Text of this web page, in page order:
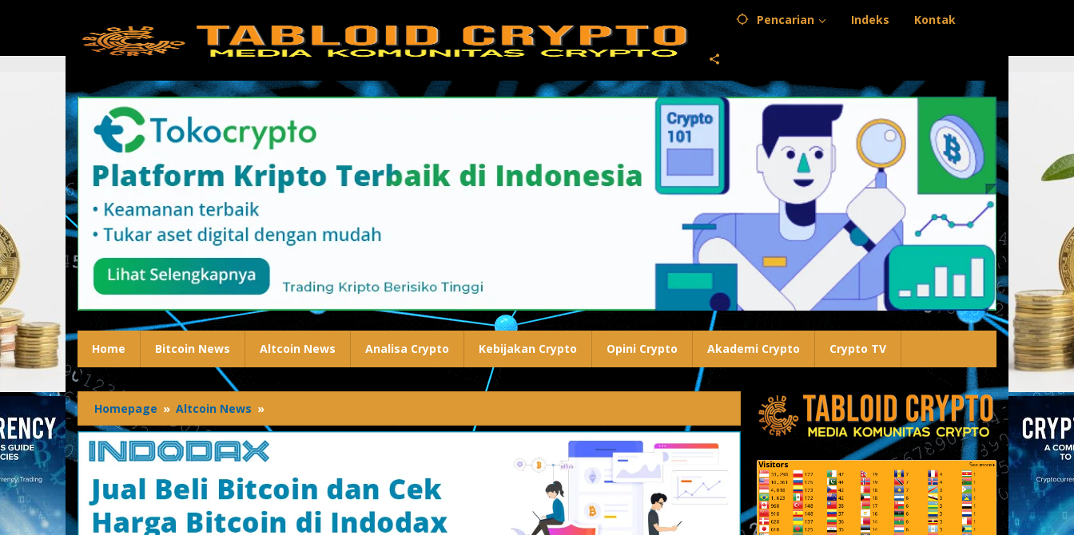
Pencarian Indeks Kontak
Home Bitcoin News Altcoin News Analisa Crypto Kebijakan Crypto Opini Crypto Akademi Crypto Crypto TV
Homepage » Altcoin News »
Buka
Sinyal
Hijau!
Undang-
Undang
Kripto
AS